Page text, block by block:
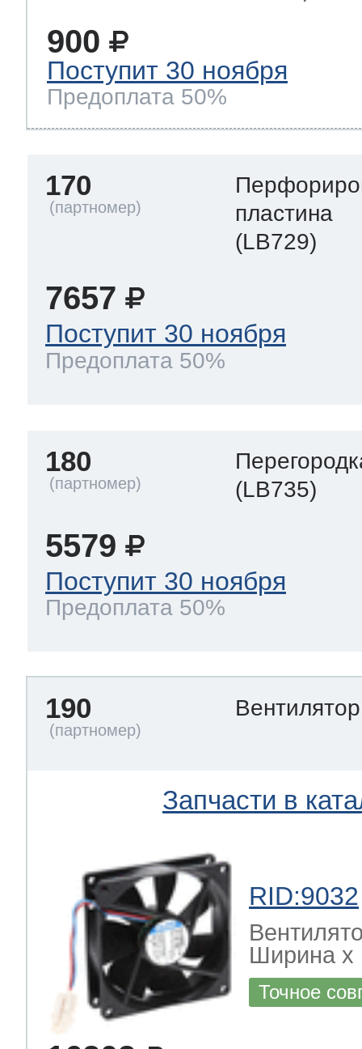
900
Поступит 30 ноября
Предоплата 50%
170
пластина
(LB729)
7657
Поступит 30 ноября
Предоплата 50%
180
(LB735)
5579
Поступит 30 ноября
Предоплата 50%
190
Запчасти в
RID:9032
Ширина х
Точное